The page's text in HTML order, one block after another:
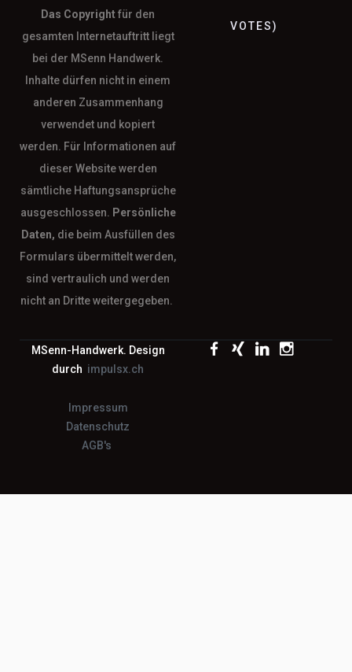
Das Copyrightfür den
gesamten Internetauftritt liegt
bei der MSenn Handwerk.
Inhalte dürfen nicht in einem
anderen Zusammenhang
verwendet und kopiert
werden. Für Informationen auf
dieser Website werden
sämtliche Haftungsansprüche
ausgeschlossen. Persönliche
Daten, die beim Ausfüllen des
Formulars übermittelt werden,
sind vertraulich und werden
nicht an Dritte weitergegeben.
VOTES)
MSenn-Handwerk. Design
durch impulsx.ch
Impressum
Datenschutz
AGB's